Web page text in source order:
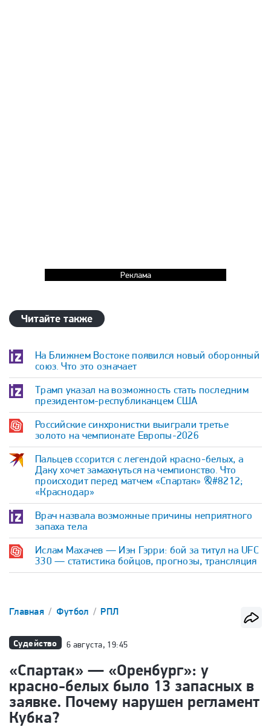
Реклама
Читайте также
На Ближнем Востоке появился новый оборонный
союз. Что это означает
Трамп указал на возможность стать последним
президентом-республиканцем США
Российские синхронистки выиграли третье
золото на чемпионате Европы-2026
Пальцев ссорится с легендой красно-белых, а
Даку хочет замахнуться на чемпионство. Что
происходит перед матчем «Спартак» &#8212;
«Краснодар»
Врач назвала возможные причины неприятного
запаха тела
Ислам Махачев — Иэн Гэрри: бой за титул на UFC
330 — статистика бойцов, прогнозы, трансляция
Главная Футбол РПЛ
Судейство 6 августа, 19:45
«Спартак» — «Оренбург»: у
красно-белых было 13 запасных в
заявке. Почему нарушен регламент
Кубка?